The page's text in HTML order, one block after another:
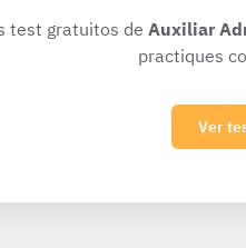
test gratuitos de Auxiliar
practiques
Ver